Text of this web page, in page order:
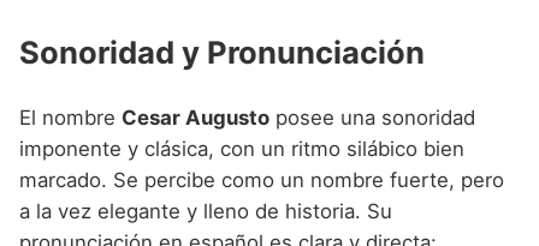
Sonoridad y Pronunciación
El nombre Cesar Augusto posee una sonoridad
imponente y clásica, con un ritmo silábico bien
marcado. Se percibe como un nombre fuerte, pero
a la vez elegante y lleno de historia. Su